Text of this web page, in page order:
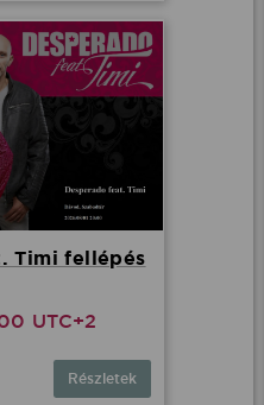
Timi fellépés
UTC+2
Részletek